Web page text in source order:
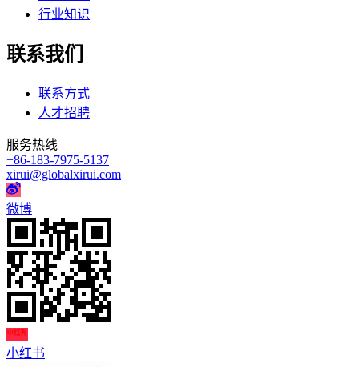
行业知识
联系我们
联系方式
人才招聘
服务热线
+86-183-7975-5137
xirui@globalxirui.com
微博
小红书